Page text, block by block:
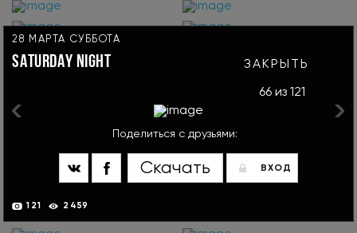
28 МАРТА СУББОТА
SATURDAY NIGHT
Поделиться с друзьями:
Скачать ВХОД
121 2459
ЗАКРЫТЬ
66из 121